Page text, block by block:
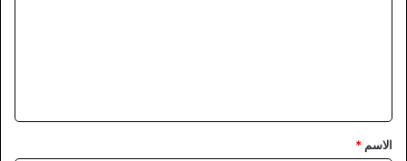
*
الاسم *